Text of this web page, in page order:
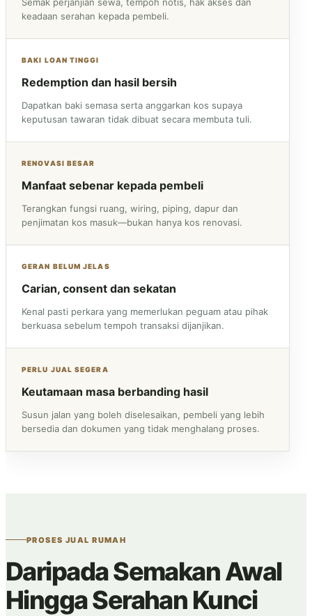
keadaan serahan kepada pembeli.
BAKI LOAN TINGGI
Redemption dan hasil bersih
Dapatkan baki semasa serta anggarkan kos supaya
keputusan tawaran tidak dibuat secara membuta tuli.
RENOVASI BESAR
Manfaat sebenar kepada pembeli
Terangkan fungsi ruang, wiring, piping, dapur dan
penjimatan kos masuk—bukan hanya kos renovasi.
GERAN BELUM JELAS
Carian, consent dan sekatan
Kenal pasti perkara yang memerlukan peguam atau pihak
berkuasa sebelum tempoh transaksi dijanjikan.
PERLU JUAL SEGERA
Keutamaan masa berbanding hasil
Susun jalan yang boleh diselesaikan, pembeli yang lebih
bersedia dan dokumen yang tidak menghalang proses.
PROSES JUAL RUMAH
Daripada Semakan Awal
Hingga Serahan Kunci